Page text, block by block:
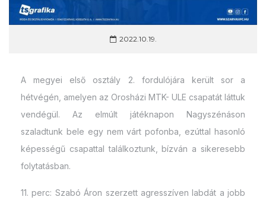
2022.10.19.
A megyei első osztály 2. fordulójára került sor a
hétvégén, amelyen az Orosházi MTK- ULE csapatát láttuk
vendégül. Az elmúlt játéknapon Nagyszénáson
szaladtunk bele egy nem várt pofonba, ezúttal hasonló
képességű csapattal találkoztunk, bízván a sikeresebb
folytatásban.
11. perc: Szabó Áron szerzett agresszíven labdát a jobb